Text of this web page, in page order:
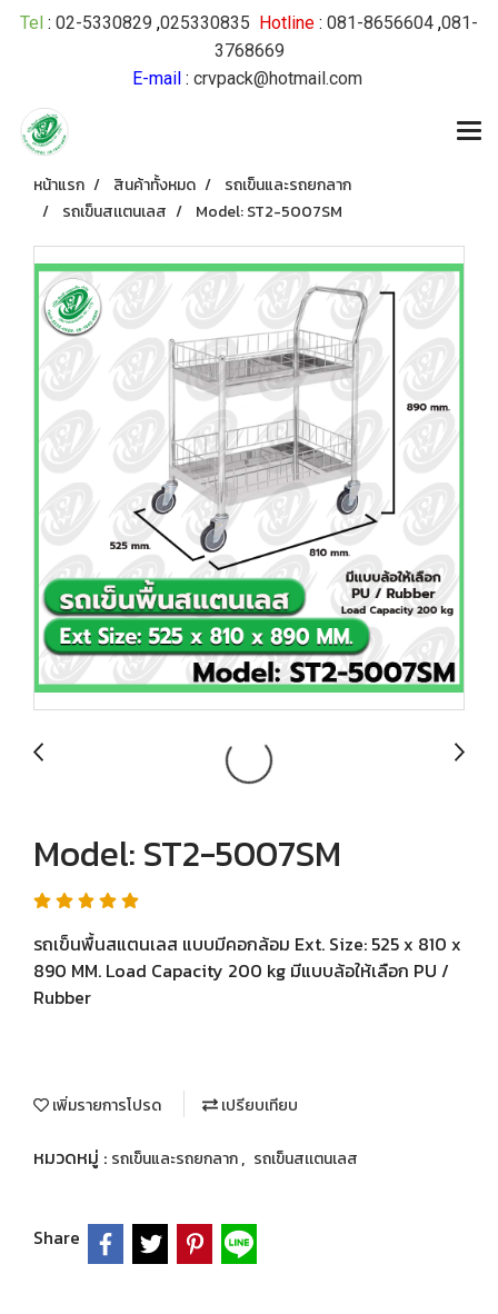
Tel : 02-5330829 ,025330835 Hotline : 081-8656604 ,081-
3768669
E-mail: crvpack@hotmail.com
หน้าแรก สินค้าทั้งหมด
รถเข็นและรถยกลาก
รถเข็นสเเตนเลส
Model: ST2-5007SM
Model: ST2-5007SM
รถเข็นพื้นสแตนเลส แบบมีคอกล้อม Ext. Size: 525 x 810 x
890 MM. Load Capacity 200 kg มีแบบล้อให้เลือก PU /
Rubber
เพิ่มรายการโปรด เปรียบเทียบ
หมวดหมู่ : รถเข็นและรถยกลาก, รถเข็นสเเตนเลส
Share